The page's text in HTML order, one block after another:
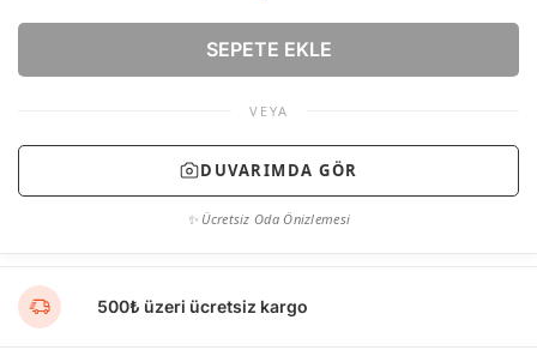
SEPETE EKLE
VEYA
DUVARIMDA GÖR
✨ Ücretsiz Oda Önizlemesi
500₺ üzeri ücretsiz kargo